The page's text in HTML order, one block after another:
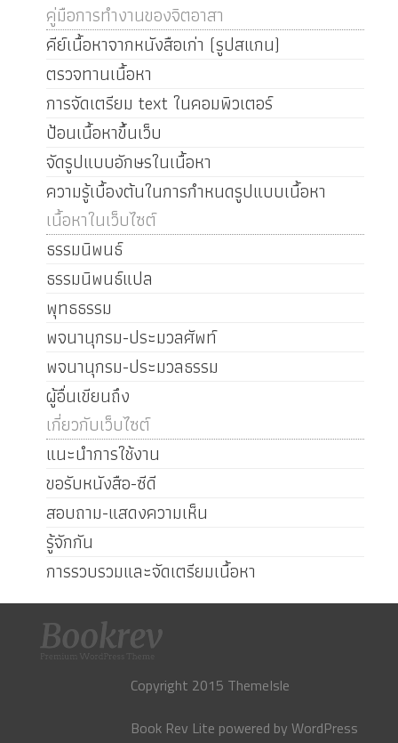
คู่มือการทำงานของจิตอาสา
คีย์เนื้อหาจากหนังสือเก่า (รูปสแกน)
ตรวจทานเนื้อหา
การจัดเตรียม text ในคอมพิวเตอร์
ป้อนเนื้อหาขึ้นเว็บ
จัดรูปแบบอักษรในเนื้อหา
ความรู้เบื้องต้นในการกำหนดรูปแบบเนื้อหา
เนื้อหาในเว็บไซต์
ธรรมนิพนธ์
ธรรมนิพนธ์แปล
พุทธธรรม
พจนานุกรม-ประมวลศัพท์
พจนานุกรม-ประมวลธรรม
ผู้อื่นเขียนถึง
เกี่ยวกับเว็บไซต์
แนะนำการใช้งาน
ขอรับหนังสือ-ซีดี
สอบถาม-แสดงความเห็น
รู้จักกัน
การรวบรวมและจัดเตรียมเนื้อหา
Copyright 2015 ThemeIsle
Book Rev Lite powered byWordPress